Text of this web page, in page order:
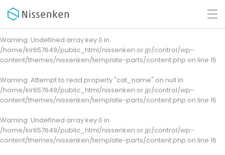
Warning: Undefined array key 0 in
/home/kir657649/public_html/nissenken.or.jp/control/wp-
content/themes/nissenken/template-parts/content.php on line 15
Warning: Attempt to read property "cat_name" on null in
/home/kir657649/public_html/nissenken.or.jp/control/wp-
content/themes/nissenken/template-parts/content.php on line 15
Warning: Undefined array key 0 in
/home/kir657649/public_html/nissenken.or.jp/control/wp-
content/themes/nissenken/template-parts/content.php on line 16